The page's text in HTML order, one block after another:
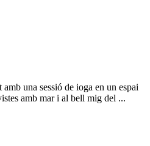
una sessió de ioga en un espai
amb mar i al bell mig del ...